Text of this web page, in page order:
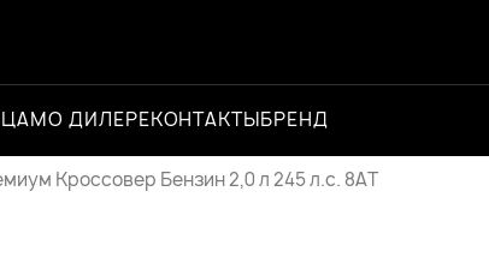
О ДИЛЕРЕКОНТАКТЫБРЕНД
Кроссовер Бензин 2,0 л 245 л.с. 8AT